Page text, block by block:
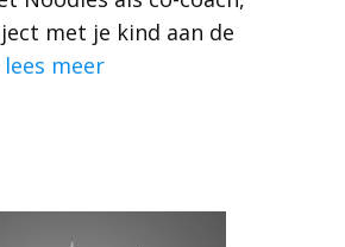
met je kind aan de
lees meer